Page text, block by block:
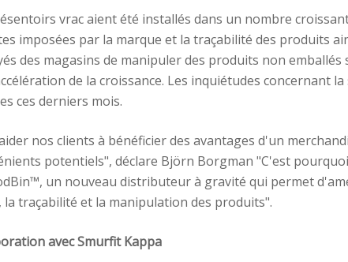
vrac aient été installés dans un nombre
imposées par la marque et la traçabilité des produits
des magasins de manipuler des produits non
de la croissance. Les inquiétudes concernant
ces derniers mois.
nos clients à bénéficier des avantages d'un
potentiels", déclare Björn Borgman "C'est
un nouveau distributeur à gravité qui permet
la traçabilité et la manipulation des produits".
avec Smurfit Kappa